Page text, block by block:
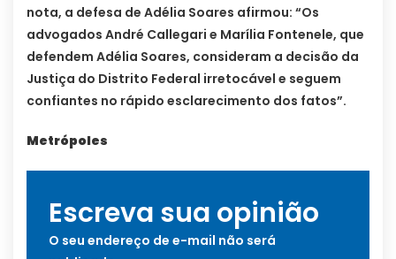
nota, a defesa de Adélia Soares afirmou: “Os
advogados André Callegari e Marília Fontenele, que
defendem Adélia Soares, consideram a decisão da
Justiça do Distrito Federal irretocável e seguem
confiantes no rápido esclarecimento dos fatos”.
Metrópoles
Escreva sua opinião
O seu endereço de e-mail não será